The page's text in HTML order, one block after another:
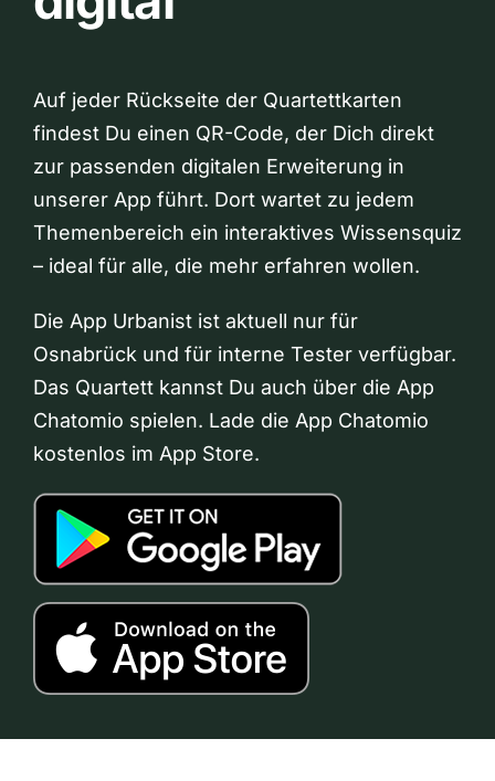
Auf jeder Rückseite der Quartettkarten
findest Du einen QR-Code, der Dich direkt
zur passenden digitalen Erweiterung in
unserer App führt. Dort wartet zu jedem
Themenbereich ein interaktives Wissensquiz
– ideal für alle, die mehr erfahren wollen.
Die App Urbanist ist aktuell nur für
Osnabrück und für interne Tester verfügbar.
Das Quartett kannst Du auch über die App
Chatomio spielen. Lade die App Chatomio
kostenlos im App Store.